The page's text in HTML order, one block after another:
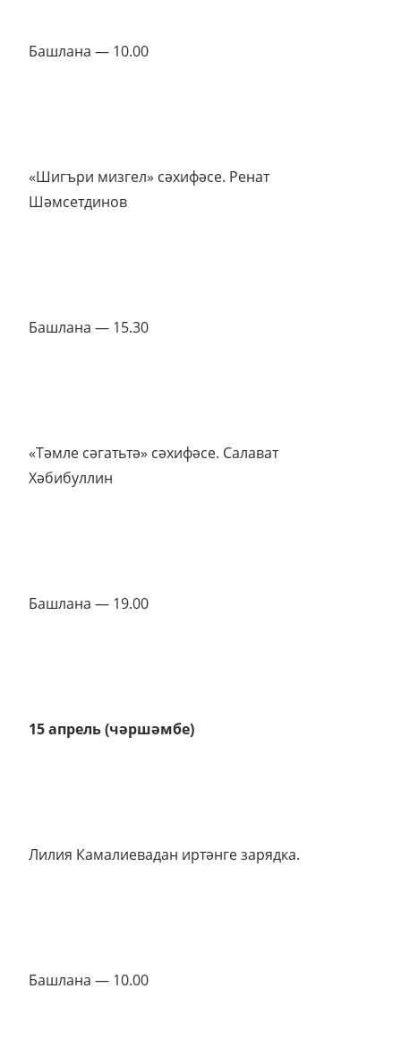
Башлана — 10.00
«Шигъри мизгел» сәхифәсе. Ренат
Шәмсетдинов
Башлана — 15.30
«Тәмле сәгатьтә» сәхифәсе. Салават
Хәбибуллин
Башлана — 19.00
15 апрель (чәршәмбе)
Лилия Камалиевадан иртәнге зарядка.
Башлана — 10.00